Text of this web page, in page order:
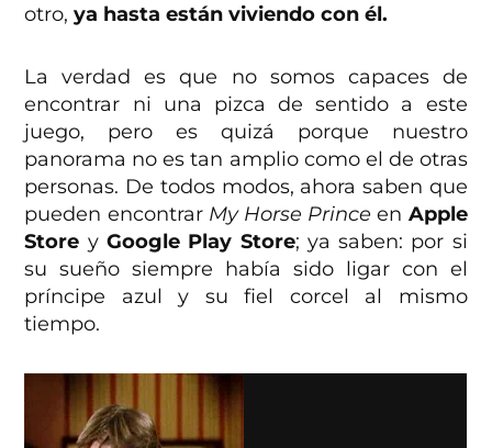
otro,ya hasta están viviendo con él.
La verdad es que no somos capaces de
encontrar ni una pizca de sentido a este
juego, pero es quizá porque nuestro
panorama no es tan amplio como el de otras
personas. De todos modos, ahora saben que
pueden encontrar My Horse Prince en Apple
Store y Google Play Store; ya saben: por si
su sueño siempre había sido ligar con el
príncipe azul y su fiel corcel al mismo
tiempo.